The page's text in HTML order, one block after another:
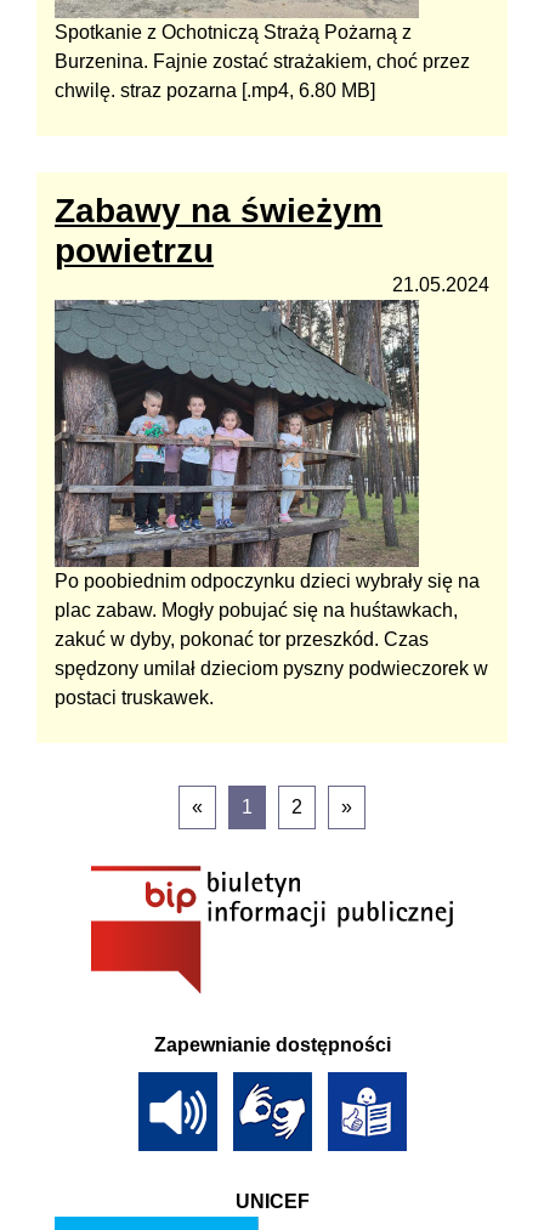
Zapewnianie dostępności
UNICEF
Spotkanie z Ochotniczą Strażą Pożarną z
Burzenina. Fajnie zostać strażakiem, choć przez
chwilę. straz pozarna [.mp4, 6.80 MB]
Zabawy na świeżym
powietrzu
21.05.2024
Po poobiednim odpoczynku dzieci wybrały się na
plac zabaw. Mogły pobujać się na huśtawkach,
zakuć w dyby, pokonać tor przeszkód. Czas
spędzony umilał dzieciom pyszny podwieczorek w
postaci truskawek.
« 1 2 »